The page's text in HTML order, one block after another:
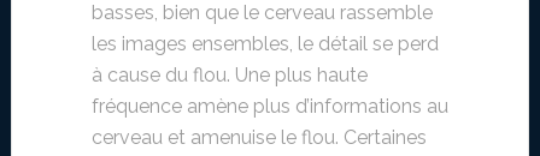
basses, bien que le cerveau rassemble
les images ensembles, le détail se perd
à cause du flou. Une plus haute
fréquence amène plus d’informations au
cerveau et amenuise le flou. Certaines